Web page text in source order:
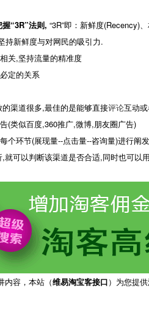
“3R”法则, “3R”即：新鲜度(Recency)
持新鲜度与对网民的吸引力.
关,坚持流量的精准度
定的关系
的渠道很多,最佳的是能够直接评论互动
(类似百度,360推广,微博,朋友圈广告)
个环节(展现量--点击量--咨询量)进行阐
就可以判断该渠道是否合适,同时也可以
内容，本站（维易淘宝客接口）为您提